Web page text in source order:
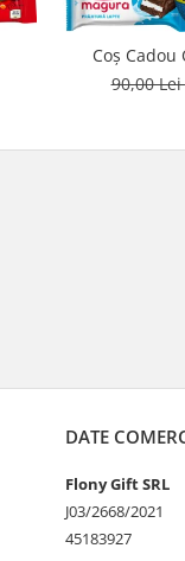
Coș Cadou
90,00 Lei
DATE
Flony Gift SRL
J03/2668/2021
45183927